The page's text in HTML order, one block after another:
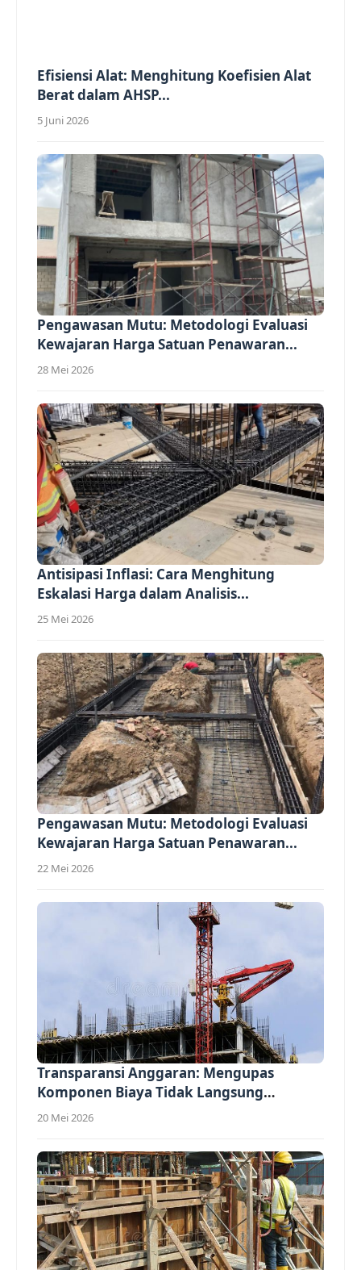
Efisiensi Alat: Menghitung Koefisien Alat
Berat dalam AHSP...
5 Juni 2026
Pengawasan Mutu: Metodologi Evaluasi
Kewajaran Harga Satuan Penawaran...
28 Mei 2026
Antisipasi Inflasi: Cara Menghitung
Eskalasi Harga dalam Analisis...
25 Mei 2026
Pengawasan Mutu: Metodologi Evaluasi
Kewajaran Harga Satuan Penawaran...
22 Mei 2026
Transparansi Anggaran: Mengupas
Komponen Biaya Tidak Langsung
(Overhead)...
20 Mei 2026